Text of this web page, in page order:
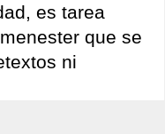
es tarea
que se
ni